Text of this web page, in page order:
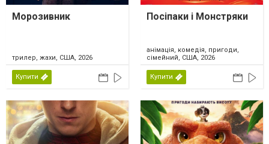
Морозивник
трилер, жахи, США, 2026
Купити
Посіпаки і Монстряки
анімація, комедія, пригоди,
сімейний, США, 2026
Купити